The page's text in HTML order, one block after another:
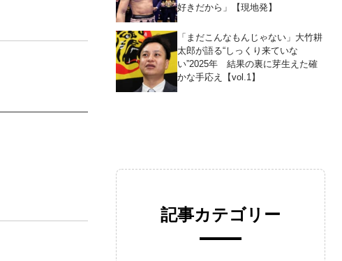
好きだから」【現地発】
「まだこんなもんじゃない」大竹耕
太郎が語る“しっくり来ていな
い”2025年 結果の裏に芽生えた確
かな手応え【vol.1】
記事カテゴリー